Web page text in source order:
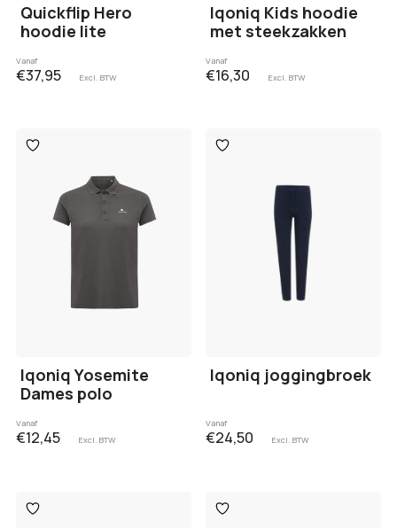
Quickflip Hero
hoodie lite
Vanaf
€37,95 Excl. BTW
Iqoniq Kids hoodie
met steekzakken
Vanaf
€16,30 Excl. BTW
Toevoegen
aan
Iqoniq Yosemite
Dames polo
Vanaf
€12,45 Excl. BTW
Toevoegen
aan
Iqoniq joggingbroek
Vanaf
€24,50 Excl. BTW
Toevoegen
aan
Toevoegen
aan